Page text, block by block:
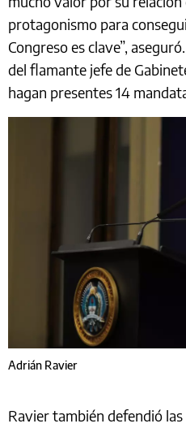
protagonismo para
Congreso es clave”,
del flamante jefe de
hagan presentes 14
Adrián Ravier
Ravier también defendió las